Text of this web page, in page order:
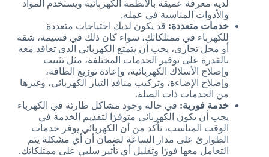
لديه معرفة عميقة بالأنظمة الكهربائية ويستخدم المواد
والأدوات المناسبة في عمله.
خدمات متعددة: قد يكون لديك احتياجات متعددة
للكهرباء في ممتلكاتك، سواء كان ذلك في قسيمة، شقة
أو محل تجاري، يجب أن يتمتع الكهربائي الذي تعاقد معه
بالقدرة على توفير الخدمات المختلفة، مثل تثبيت
وإصلاح الأسلاك الكهربائية، وإعادة توزيع الطاقة،
وإصلاح الإضاءة، وتركيب منافذ التيار الكهربائي، وغيرها
من الخدمات ذات الصلة.
خدمة فورية: في حالة وجود مشاكل طارئة في الكهرباء
يجب أن يكون الكهربائي متوفرًا لتقديم الخدمة في
الوقت المناسب، تأكد من أن الكهربائي يوفر خدمات
الطوارئ على مدار الساعة لضمان أن أي مشكلة يتم
التعامل معها فورًا وتقليل أي تأثير سلبي على ممتلكاتك.